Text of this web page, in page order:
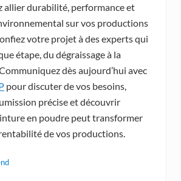
allier durabilité, performance et
sur vos productions
votre projet à des experts qui
étape, du dégraissage à la
dès aujourd’hui avec
pour discuter de vos besoins,
précise et découvrir
en poudre peut transformer
de vos productions.